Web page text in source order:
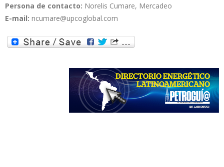
Persona de contacto: Norelis Cumare, Mercadeo
E-mail: ncumare@upcoglobal.com